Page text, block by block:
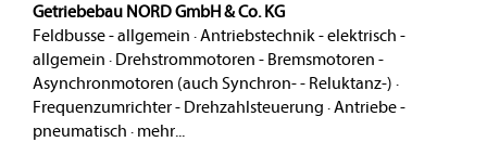
Getriebebau NORD GmbH & Co. KG
Feldbusse - allgemein ·Antriebstechnik - elektrisch -
allgemein · Drehstrommotoren - Bremsmotoren -
Asynchronmotoren (auch Synchron- - Reluktanz-) ·
Frequenzumrichter - Drehzahlsteuerung ·Antriebe -
pneumatisch · mehr...